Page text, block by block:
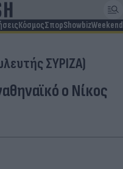
ΚόσμοςΣπορShowbizWeekend
ΣΥΡΙΖΑ)
ο Νίκος